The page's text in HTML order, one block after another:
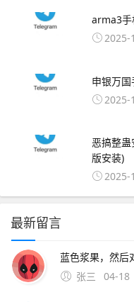
arma3手
2025-
申银万
2025-
恶搞整
版安装)
2025-
最新留言
张三
04-18